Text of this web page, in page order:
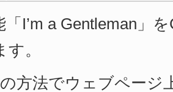
「I’m a Gentleman」
す。
方法でウェブページ